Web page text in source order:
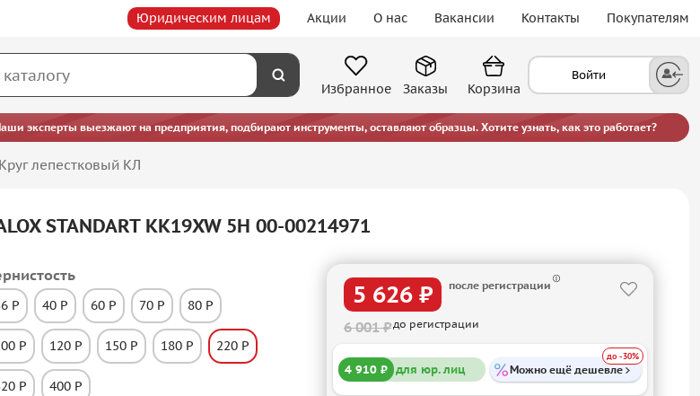
Юридическим лицам Акции О нас Вакансии Контакты Покупателям
Избранное
Войти
Заказы Корзина
эксперты выезжают на предприятия, подбирают инструменты, оставляют образцы. Хотите узнать, как это работает?
Круг лепестковый КЛ
STANDART KK19XW 5H 00-00214971
P 40 P 60 P 70 P 80 P
P 120 P 150 P 180 P 220 P
P
400 P
5 626 ₽ после регистрации
6 001 ₽до регистрации
4 910 ₽ для юр. лиц Можно ещё дешевле
до -30%